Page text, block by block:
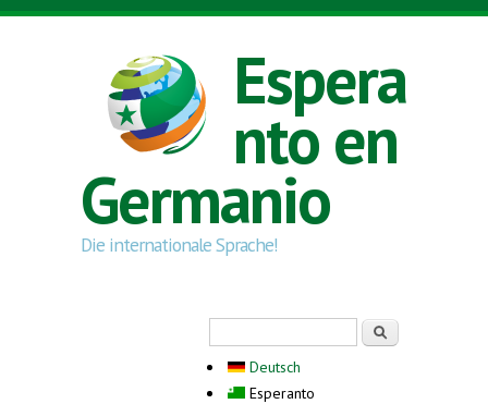
Skip to main content
Espera
nto en
Germanio
Die internationale Sprache!
Deutsch
Esperanto